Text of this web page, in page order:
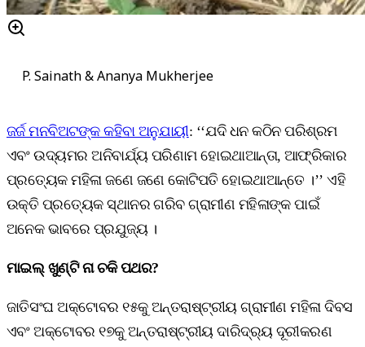
P. Sainath & Ananya Mukherjee
ଜର୍ଜ ମନବିଅଟଙ୍କ କହିବା ଅନୁଯାୟୀ: ‘‘ଯଦି ଧନ କଠିନ ପରିଶ୍ରମ
ଏବଂ ଉଦ୍ୟମର ଅନିବାର୍ଯ୍ୟ ପରିଣାମ ହୋଇଥାଆନ୍ତା, ଆଫ୍ରିକାର
ପ୍ରତ୍ୟେକ ମହିଳା ଜଣେ ଜଣେ କୋଟିପତି ହୋଇଥାଆନ୍ତେ ।’’ ଏହି
ଉକ୍ତି ପ୍ରତ୍ୟେକ ସ୍ଥାନର ଗରିବ ଗ୍ରାମୀଣ ମହିଳାଙ୍କ ପାଇଁ
ଅନେକ ଭାବରେ ପ୍ରଯୁଜ୍ୟ ।
ମାଇଲ୍‌ ଖୁଣ୍ଟି ନା ଚକି ପଥର?
ଜାତିସଂଘ ଅକ୍ଟୋବର ୧୫କୁ ଅନ୍ତରାଷ୍ଟ୍ରୀୟ ଗ୍ରାମୀଣ ମହିଳା ଦିବସ
ଏବଂ ଅକ୍ଟୋବର ୧୭କୁ ଅନ୍ତରାଷ୍ଟ୍ରୀୟ ଦାରିଦ୍ର୍ୟ ଦୂରୀକରଣ